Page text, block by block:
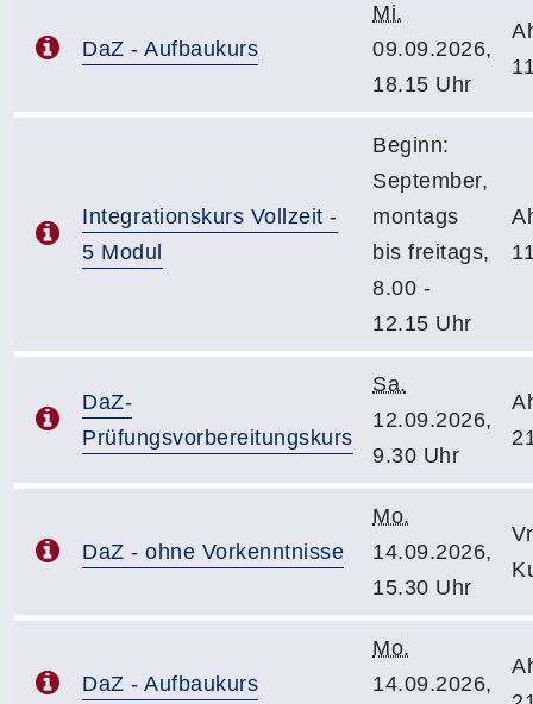
DaZ - Aufbaukurs
Mi.
09.09.2026,
18.15 Uhr
Integrationskurs Vollzeit -
5 Modul
Beginn:
September,
montags
bis freitags,
8.00 -
12.15 Uhr
DaZ-
Prüfungsvorbereitungskurs
Sa.
12.09.2026,
9.30 Uhr
DaZ - ohne Vorkenntnisse
Mo.
14.09.2026,
15.30 Uhr
DaZ - Aufbaukurs
Mo.
14.09.2026,